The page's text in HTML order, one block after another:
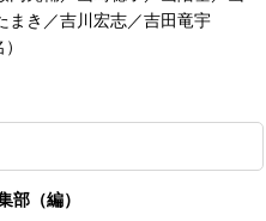
まき／吉川宏志／吉田竜宇
部（編）